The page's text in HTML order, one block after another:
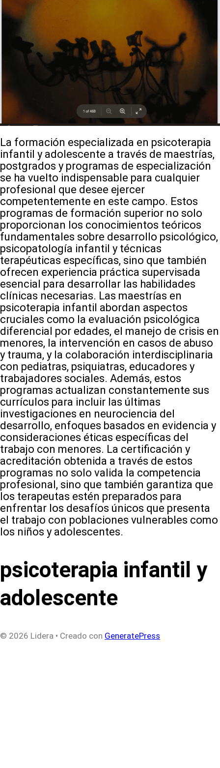
La formación especializada en psicoterapia
infantil y adolescente a través de maestrías,
postgrados y programas de especialización
se ha vuelto indispensable para cualquier
profesional que desee ejercer
competentemente en este campo. Estos
programas de formación superior no solo
proporcionan los conocimientos teóricos
fundamentales sobre desarrollo psicológico,
psicopatología infantil y técnicas
terapéuticas específicas, sino que también
ofrecen experiencia práctica supervisada
esencial para desarrollar las habilidades
clínicas necesarias. Las maestrías en
psicoterapia infantil abordan aspectos
cruciales como la evaluación psicológica
diferencial por edades, el manejo de crisis en
menores, la intervención en casos de abuso
y trauma, y la colaboración interdisciplinaria
con pediatras, psiquiatras, educadores y
trabajadores sociales. Además, estos
programas actualizan constantemente sus
currículos para incluir las últimas
investigaciones en neurociencia del
desarrollo, enfoques basados en evidencia y
consideraciones éticas específicas del
trabajo con menores. La certificación y
acreditación obtenida a través de estos
programas no solo valida la competencia
profesional, sino que también garantiza que
los terapeutas estén preparados para
enfrentar los desafíos únicos que presenta
el trabajo con poblaciones vulnerables como
los niños y adolescentes.
psicoterapia infantil y
adolescente
© 2026 Lidera • Creado con GeneratePress